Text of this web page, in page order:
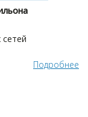
Подробнее